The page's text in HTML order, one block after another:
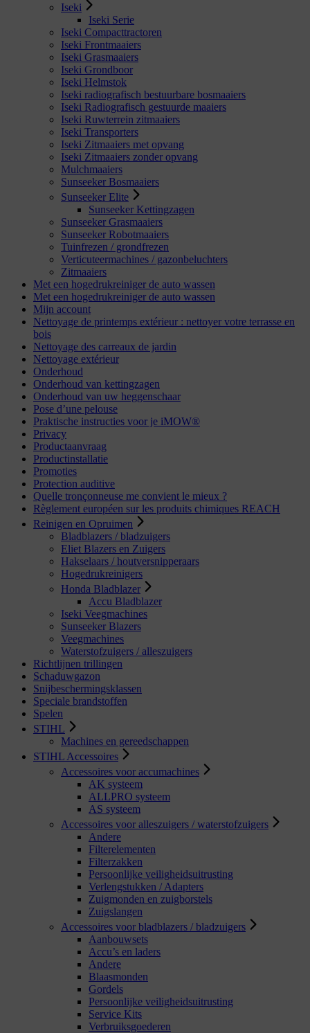
Iseki
Iseki Serie
Iseki Compacttractoren
Iseki Frontmaaiers
Iseki Grasmaaiers
Iseki Grondboor
Iseki Helmstok
Iseki radiografisch bestuurbare bosmaaiers
Iseki Radiografisch gestuurde maaiers
Iseki Ruwterrein zitmaaiers
Iseki Transporters
Iseki Zitmaaiers met opvang
Iseki Zitmaaiers zonder opvang
Mulchmaaiers
Sunseeker Bosmaaiers
Sunseeker Elite
Sunseeker Kettingzagen
Sunseeker Grasmaaiers
Sunseeker Robotmaaiers
Tuinfrezen / grondfrezen
Verticuteermachines / gazonbeluchters
Zitmaaiers
Met een hogedrukreiniger de auto wassen
Met een hogedrukreiniger de auto wassen
Mijn account
Nettoyage de printemps extérieur : nettoyer votre terrasse en
bois
Nettoyage des carreaux de jardin
Nettoyage extérieur
Onderhoud
Onderhoud van kettingzagen
Onderhoud van uw heggenschaar
Pose d’une pelouse
Praktische instructies voor je iMOW®
Privacy
Productaanvraag
Productinstallatie
Promoties
Protection auditive
Quelle tronçonneuse me convient le mieux ?
Règlement européen sur les produits chimiques REACH
Reinigen en Opruimen
Bladblazers / bladzuigers
Eliet Blazers en Zuigers
Hakselaars / houtversnipperaars
Hogedrukreinigers
Honda Bladblazer
Accu Bladblazer
Iseki Veegmachines
Sunseeker Blazers
Veegmachines
Waterstofzuigers / alleszuigers
Richtlijnen trillingen
Schaduwgazon
Snijbeschermingsklassen
Speciale brandstoffen
Spelen
STIHL
Machines en gereedschappen
STIHL Accessoires
Accessoires voor accumachines
AK systeem
ALLPRO systeem
AS systeem
Accessoires voor alleszuigers / waterstofzuigers
Andere
Filterelementen
Filterzakken
Persoonlijke veiligheidsuitrusting
Verlengstukken / Adapters
Zuigmonden en zuigborstels
Zuigslangen
Accessoires voor bladblazers / bladzuigers
Aanbouwsets
Accu’s en laders
Andere
Blaasmonden
Gordels
Persoonlijke veiligheidsuitrusting
Service Kits
Verbruiksgoederen